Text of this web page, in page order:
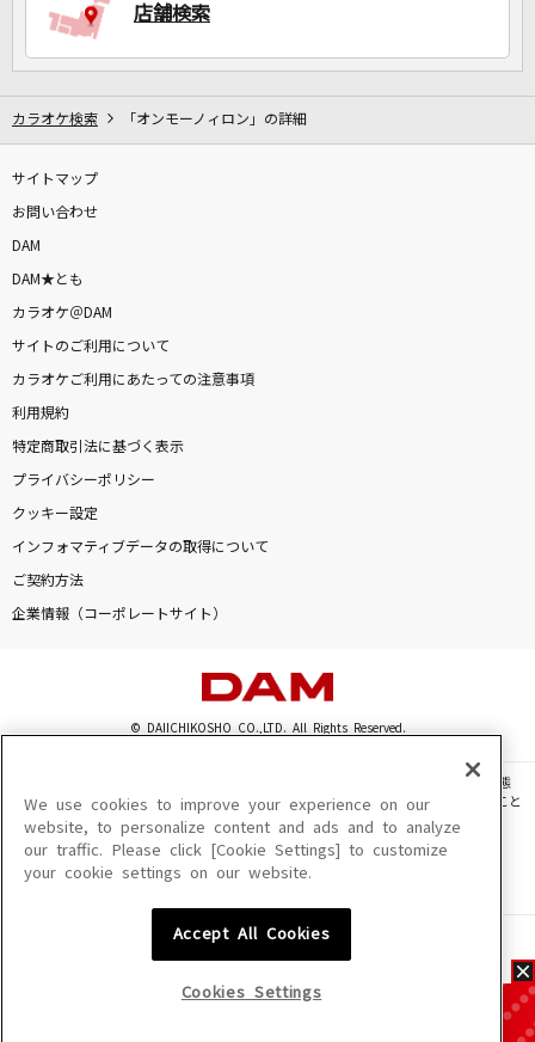
カラオケをもっと楽しもう！
店舗検索
カラオケ検索 「オンモーノィロン」の詳細
サイトマップ
お問い合わせ
DAM
DAM★とも
カラオケ＠DAM
サイトのご利用について
カラオケご利用にあたっての注意事項
利用規約
特定商取引法に基づく表示
プライバシーポリシー
クッキー設定
インフォマティブデータの取得について
ご契約方法
企業情報（コーポレートサイト）
© DAIICHIKOSHO CO.,LTD. All Rights Reserved.
このサイトに掲載されている一切の文章・画像・写真・動画・音声等を、手段や形態
を問わず、著作権法の定める範囲を超えて無断で複製、転載、ファイル化などすること
を禁じます。
楽曲及びコンテンツは、機種によりご利用いただけない場合があります。
楽曲及びコンテンツの配信日、配信内容が変更になる場合があります。
We use cookies to improve your experience on our
website, to personalize content and ads and to analyze
our traffic. Please click [Cookie Settings] to customize
your cookie settings on our website.
Accept All Cookies
Cookies Settings